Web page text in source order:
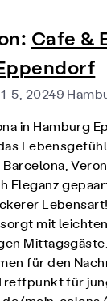
Cafe &
5, 20249
in Hamburg
Eleganz
mit
für den
für